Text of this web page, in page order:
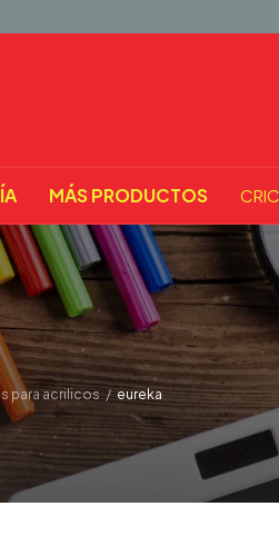
MÁS PRODUCTOS
para acrilicos / eureka